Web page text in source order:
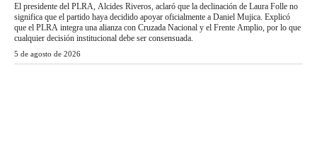
El presidente del PLRA, Alcides Riveros, aclaró que la declinación de Laura Folle no
significa que el partido haya decidido apoyar oficialmente a Daniel Mujica. Explicó
que el PLRA integra una alianza con Cruzada Nacional y el Frente Amplio, por lo que
cualquier decisión institucional debe ser consensuada.
5 de agosto de 2026